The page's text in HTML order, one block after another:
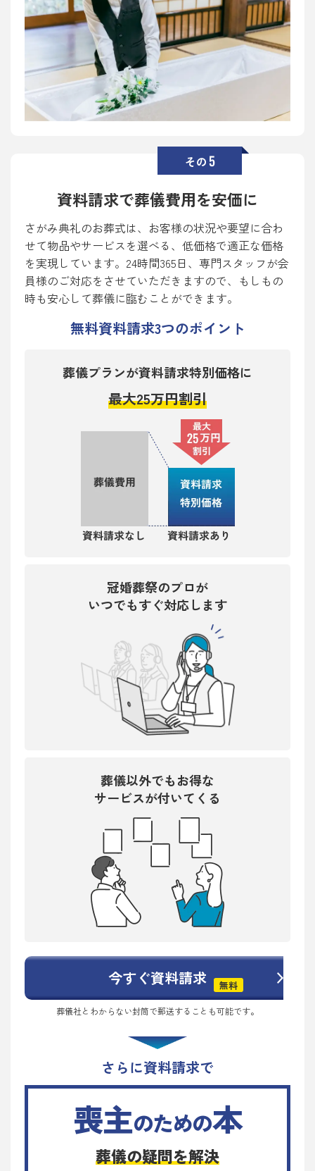
その5
資料請求で葬儀費用を安価に
さがみ典礼のお葬式は、お客様の状況や要望に合わ
せて物品やサービスを選べる、低価格で適正な価格
を実現しています。24時間365日、専門スタッフが会
員様のご対応をさせていただきますので、もしもの
時も安心して葬儀に臨むことができます。
無料資料請求3つのポイント
葬儀プランが資料請求特別価格に
最大25万円割引
冠婚葬祭のプロが
いつでもすぐ対応します
葬儀以外でもお得な
サービスが付いてくる
今すぐ資料請求 無料
葬儀社とわからない封筒で郵送することも可能です。
さらに資料請求で
喪主のための本
葬儀の疑問を解決